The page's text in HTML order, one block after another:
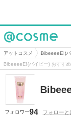
@cosme
アットコスメ BibeeeeE!(
BibeeeeE!(バイビー) おすす
フォロワー94 フォローと